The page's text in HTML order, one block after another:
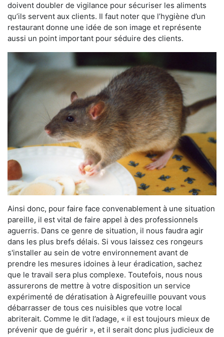
doivent doubler de vigilance pour sécuriser les aliments
qu’ils servent aux clients. Il faut noter que l’hygiène d’un
restaurant donne une idée de son image et représente
aussi un point important pour séduire des clients.
Ainsi donc, pour faire face convenablement à une situation
pareille, il est vital de faire appel à des professionnels
aguerris. Dans ce genre de situation, il nous faudra agir
dans les plus brefs délais. Si vous laissez ces rongeurs
s'installer au sein de votre environnement avant de
prendre les mesures idoines à leur éradication, sachez
que le travail sera plus complexe. Toutefois, nous nous
assurerons de mettre à votre disposition un service
expérimenté de dératisation à Aigrefeuille pouvant vous
débarrasser de tous ces nuisibles que votre local
abriterait. Comme le dit l’adage, « il est toujours mieux de
prévenir que de guérir », et il serait donc plus judicieux de